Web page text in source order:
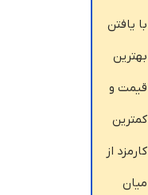
با یافتن
بهترین
قیمت و
کمترین
کارمزد از
میان